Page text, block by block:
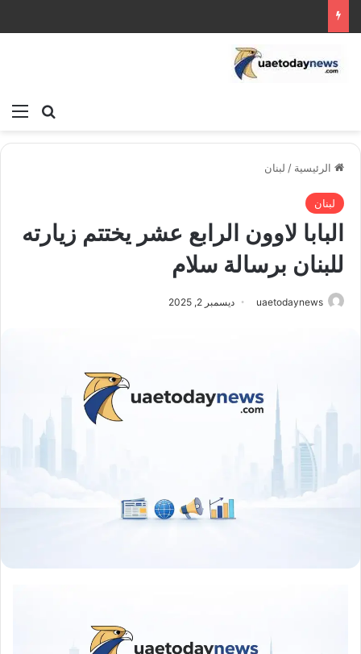
بحث
الرئيسية / لبنان
لبنان
البابا لاوون الرابع عشر يختتم زيارته
للبنان برسالة سلام
uaetodaynews ديسمبر 2, 2025